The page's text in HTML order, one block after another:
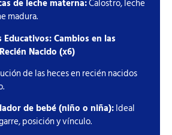
de leche materna:Calostro, leche
madura.
Educativos: Cambios en las
Nacido (x6)
de las heces en recién nacidos
de bebé (niño o niña):Ideal
posición y vínculo.